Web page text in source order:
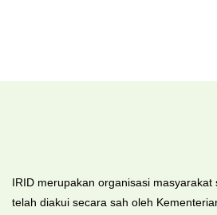
IRID merupakan organisasi
telah diakui secara sah oleh